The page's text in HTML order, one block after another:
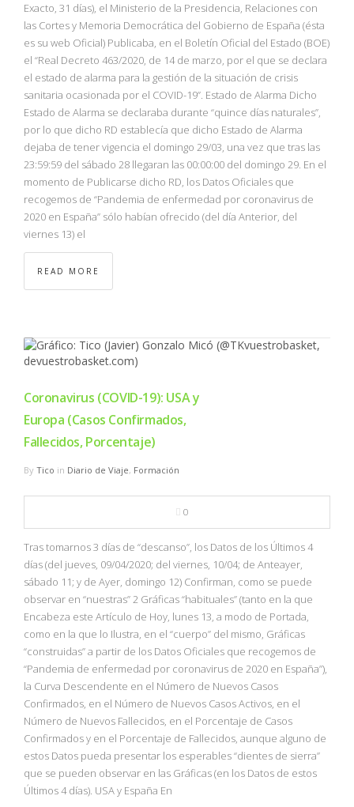
Exacto, 31 días), el Ministerio de la Presidencia, Relaciones con
las Cortes y Memoria Democrática del Gobierno de España (ésta
es su web Oficial) Publicaba, en el Boletín Oficial del Estado (BOE)
el “Real Decreto 463/2020, de 14 de marzo, por el que se declara
el estado de alarma para la gestión de la situación de crisis
sanitaria ocasionada por el COVID-19”. Estado de Alarma Dicho
Estado de Alarma se declaraba durante “quince días naturales”,
por lo que dicho RD establecía que dicho Estado de Alarma
dejaba de tener vigencia el domingo 29/03, una vez que tras las
23:59:59 del sábado 28 llegaran las 00:00:00 del domingo 29. En el
momento de Publicarse dicho RD, los Datos Oficiales que
recogemos de “Pandemia de enfermedad por coronavirus de
2020 en España” sólo habían ofrecido (del día Anterior, del
viernes 13) el
READ MORE
Coronavirus (COVID-19): USA y
Europa (Casos Confirmados,
Fallecidos, Porcentaje)
By Tico in Diario de Viaje, Formación
0
Tras tomarnos 3 días de “descanso”, los Datos de los Últimos 4
días (del jueves, 09/04/2020; del viernes, 10/04; de Anteayer,
sábado 11; y de Ayer, domingo 12) Confirman, como se puede
observar en “nuestras” 2 Gráficas “habituales” (tanto en la que
Encabeza este Artículo de Hoy, lunes 13, a modo de Portada,
como en la que lo Ilustra, en el “cuerpo” del mismo, Gráficas
“construidas” a partir de los Datos Oficiales que recogemos de
“Pandemia de enfermedad por coronavirus de 2020 en España”),
la Curva Descendente en el Número de Nuevos Casos
Confirmados, en el Número de Nuevos Casos Activos, en el
Número de Nuevos Fallecidos, en el Porcentaje de Casos
Confirmados y en el Porcentaje de Fallecidos, aunque alguno de
estos Datos pueda presentar los esperables “dientes de sierra”
que se pueden observar en las Gráficas (en los Datos de estos
Últimos 4 días). USA y España En